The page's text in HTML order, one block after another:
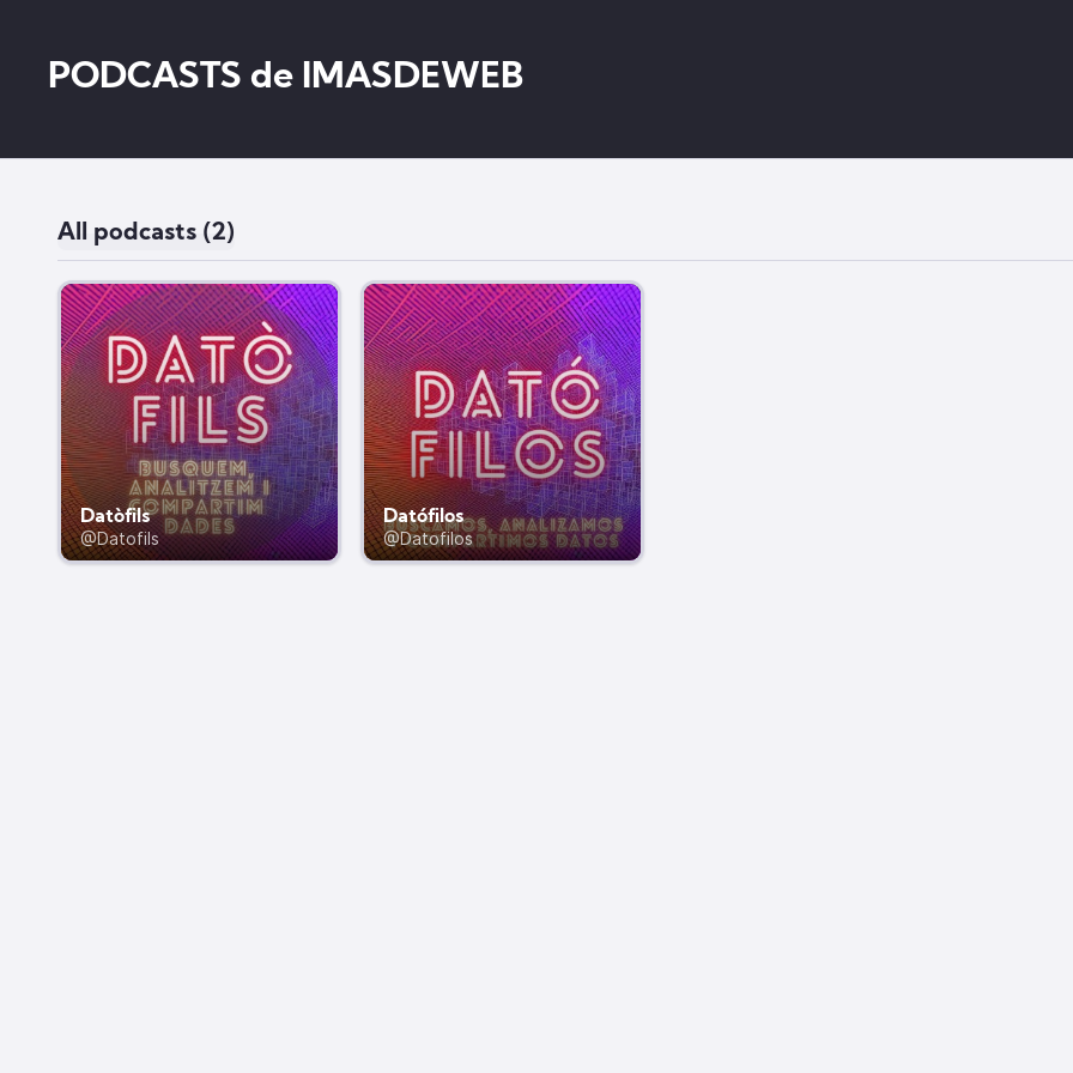
PODCASTS de IMASDEWEB
All podcasts (2)
Datòfils
@Datofils
Datófilos
@Datofilos